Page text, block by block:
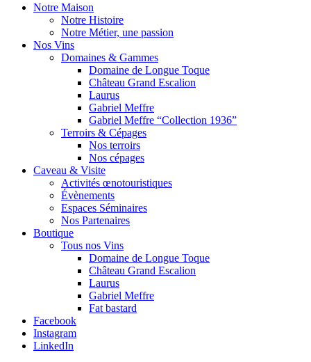
Notre Maison
Notre Histoire
Notre Métier, une passion
Nos Vins
Domaines & Gammes
Domaine de Longue Toque
Château Grand Escalion
Laurus
Gabriel Meffre
Gabriel Meffre “Collection 1936”
Terroirs & Cépages
Nos terroirs
Nos cépages
Caveau & Visite
Activités œnotouristiques
Évènements
Espaces Séminaires
Nos Partenaires
Boutique
Tous nos Vins
Domaine de Longue Toque
Château Grand Escalion
Laurus
Gabriel Meffre
Fat bastard
Facebook
Instagram
LinkedIn